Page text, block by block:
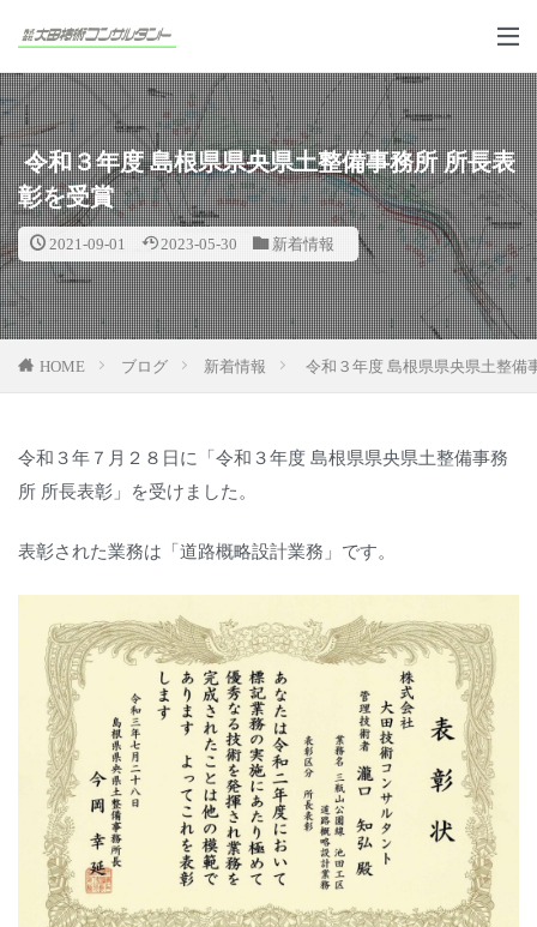
令和３年度 島根県県央県土整備事務所 所長表
彰を受賞
2021-09-01 2023-05-30 新着情報
HOME ブログ 新着情報 令和３年度 島根県県央県土整備
令和３年７月２８日に「令和３年度 島根県県央県土整備事務
所 所長表彰」を受けました。
表彰された業務は「道路概略設計業務」です。